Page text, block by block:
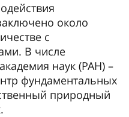
около
с
В числе
наук (РАН) –
фундаментальных
природный